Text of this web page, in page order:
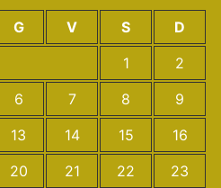
G V S
D
1
2
6 7 8
9
13 14 15
16
20 21 22
23